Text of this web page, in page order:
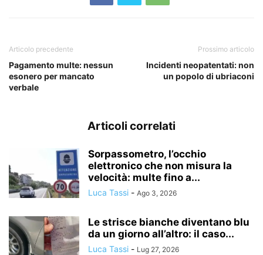
Articolo precedente
Pagamento multe: nessun
esonero per mancato
verbale
Prossimo articolo
Incidenti neopatentati: non
un popolo di ubriaconi
Articoli correlati
Sorpassometro, l’occhio
elettronico che non misura la
velocità: multe fino a...
Luca Tassi - Ago 3, 2026
Le strisce bianche diventano blu
da un giorno all’altro: il caso...
Luca Tassi - Lug 27, 2026